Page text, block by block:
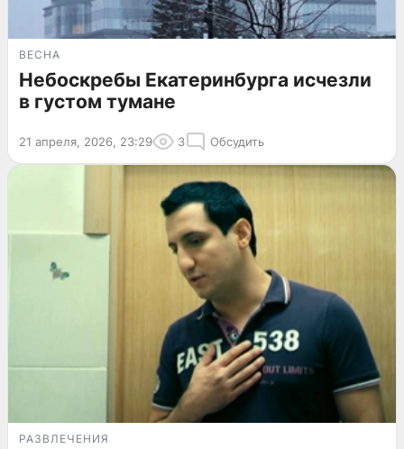
ВЕСНА
Небоскребы Екатеринбурга исчезли
в густом тумане
21 апреля, 2026, 23:29 3 Обсудить
РАЗВЛЕЧЕНИЯ